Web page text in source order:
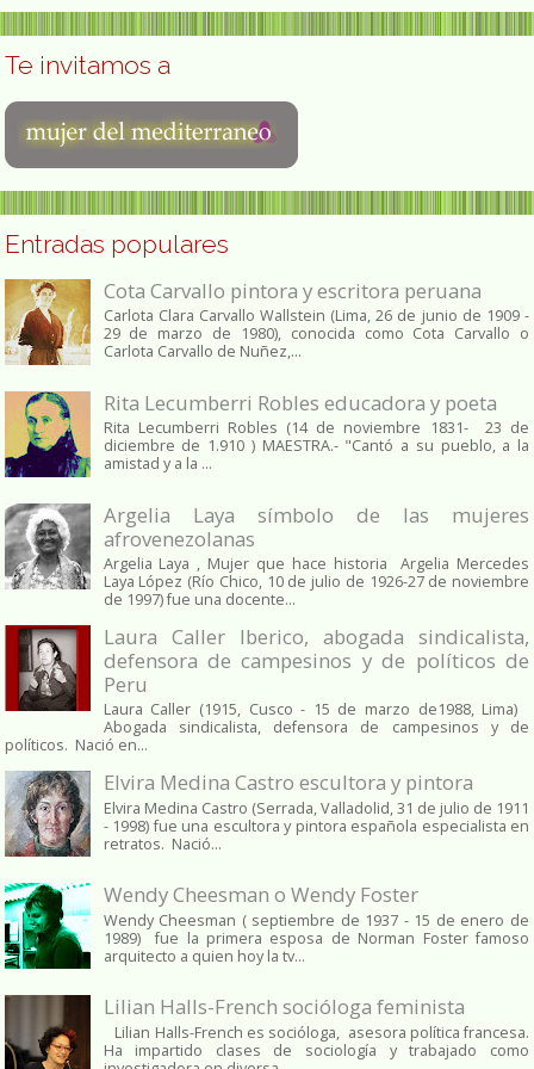
Te invitamos a
Entradas populares
Cota Carvallo pintora y escritora peruana
Carlota Clara Carvallo Wallstein (Lima, 26 de junio de 1909 -
29 de marzo de 1980), conocida como Cota Carvallo o
Carlota Carvallo de Nuñez,...
Rita Lecumberri Robles educadora y poeta
Rita Lecumberri Robles (14 de noviembre 1831- 23 de
diciembre de 1.910 ) MAESTRA.- "Cantó a su pueblo, a la
amistad y a la ...
Argelia Laya símbolo de las mujeres
afrovenezolanas
Argelia Laya , Mujer que hace historia Argelia Mercedes
Laya López (Río Chico, 10 de julio de 1926-27 de noviembre
de 1997) fue una docente...
Laura Caller Iberico, abogada sindicalista,
defensora de campesinos y de políticos de
Peru
Laura Caller (1915, Cusco - 15 de marzo de1988, Lima)
Abogada sindicalista, defensora de campesinos y de
políticos. Nació en...
Elvira Medina Castro escultora y pintora
Elvira Medina Castro (Serrada, Valladolid, 31 de julio de 1911
- 1998) fue una escultora y pintora española especialista en
retratos. Nació...
Wendy Cheesman o Wendy Foster
Wendy Cheesman ( septiembre de 1937 - 15 de enero de
1989) fue la primera esposa de Norman Foster famoso
arquitecto a quien hoy la tv...
Lilian Halls-French socióloga feminista
Lilian Halls-French es socióloga, asesora política francesa.
Ha impartido clases de sociología y trabajado como